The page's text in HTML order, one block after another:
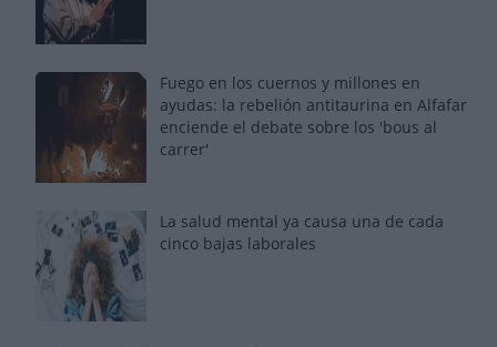
Fuego en los cuernos y millones en
ayudas: la rebelión antitaurina en Alfafar
enciende el debate sobre los 'bous al
carrer'
La salud mental ya causa una de cada
cinco bajas laborales